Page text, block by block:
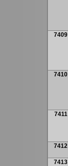
7409
7410
7411
7412
7413